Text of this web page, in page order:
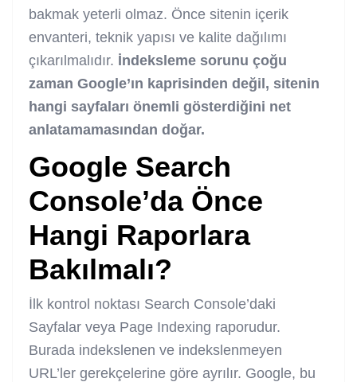
bakmak yeterli olmaz. Önce sitenin içerik
envanteri, teknik yapısı ve kalite dağılımı
çıkarılmalıdır. İndeksleme sorunu çoğu
zaman Google’ın kaprisinden değil, sitenin
hangi sayfaları önemli gösterdiğini net
anlatamamasından doğar.
Google Search
Console’da Önce
Hangi Raporlara
Bakılmalı?
İlk kontrol noktası Search Console’daki
Sayfalar veya Page Indexing raporudur.
Burada indekslenen ve indekslenmeyen
URL’ler gerekçelerine göre ayrılır. Google, bu